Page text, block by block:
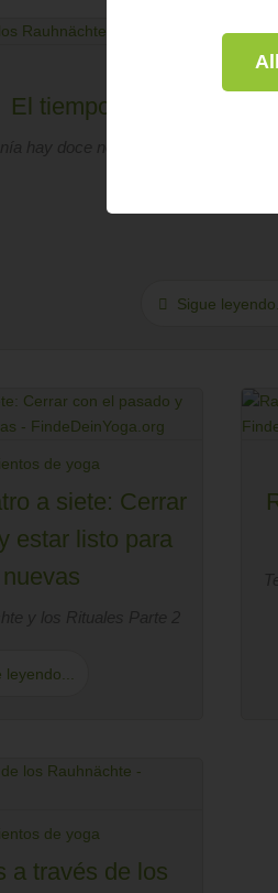
El tiempo misterioso de
Conocimientos
hay doce noches santas, las
Sigue
a siete: Cerrar
estar listo para
de yoga
leyendo...
a través de los
de yoga